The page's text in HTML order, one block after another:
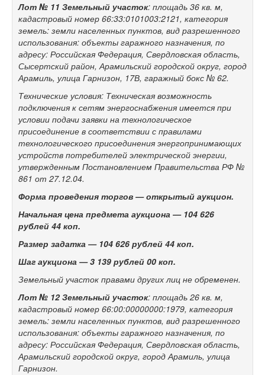
Лот № 11 Земельный участок: площадь 36 кв. м,
кадастровый номер 66:33:0101003:2121, категория
земель: земли населенных пунктов, вид разрешенного
использования: объекты гаражного назначения, по
адресу: Российская Федерация, Свердловская область,
Сысертский район, Арамильский городской округ, город
Арамиль, улица Гарнизон, 17В, гаражный бокс № 62.
Технические условия: Техническая возможность
подключения к сетям энергоснабжения имеется при
условии подачи заявки на технологическое
присоединение в соответствии с правилами
технологического присоединения энергопринимающих
устройств потребителей электрической энергии,
утвержденным Постановлением Правительства РФ №
861 от 27.12.04.
Форма проведения торгов — открытый аукцион.
Начальная цена предмета аукциона — 104 626
рублей 44 коп.
Размер задатка — 104 626 рублей 44 коп.
Шаг аукциона —3 139 рублей 00 коп.
Земельный участок правами других лиц не обременен.
Лот № 12 Земельный участок: площадь 26 кв. м,
кадастровый номер 66:00:00000000:1979, категория
земель: земли населенных пунктов, вид разрешенного
использования: объекты гаражного назначения, по
адресу: Российская Федерация, Свердловская область,
Арамильский городской округ, город Арамиль, улица
Гарнизон.